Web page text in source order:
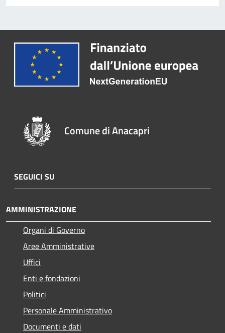
Comune di Anacapri
SEGUICI SU
AMMINISTRAZIONE
Organi di Governo
Aree Amministrative
Uffici
Enti e fondazioni
Politici
Personale Amministrativo
Documenti e dati